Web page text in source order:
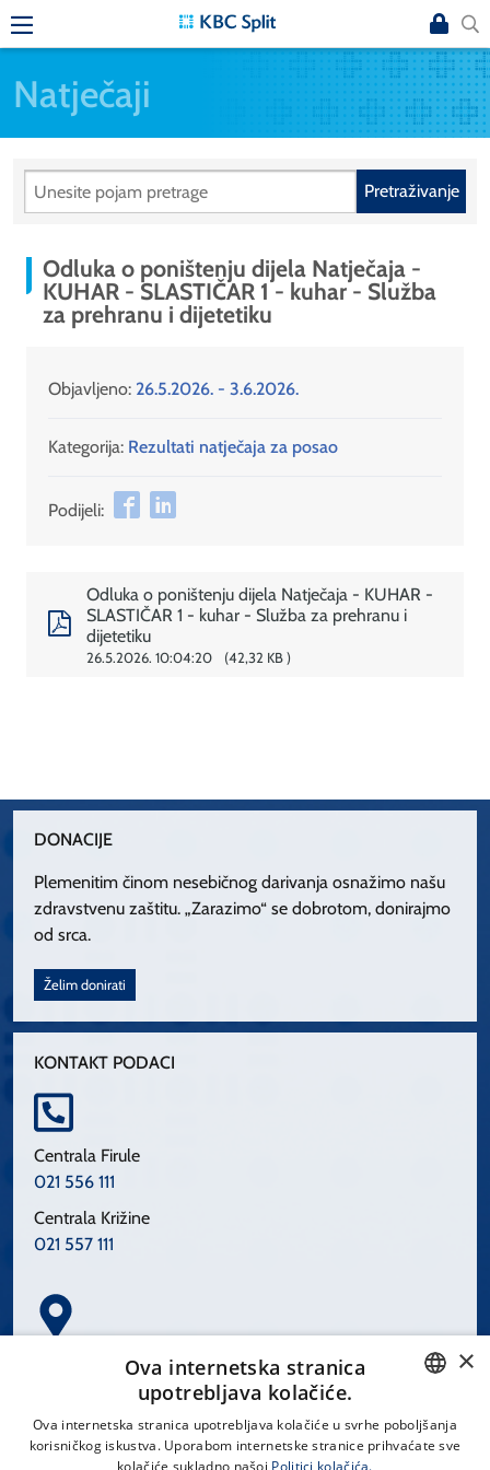
Natječaji
Pretraživanje
Odluka o poništenju dijela Natječaja -
KUHAR - SLASTIČAR 1 - kuhar - Služba
za prehranu i dijetetiku
Objavljeno: 26.5.2026. - 3.6.2026.
Kategorija: Rezultati natječaja za posao
Podijeli:
Odluka o poništenju dijela Natječaja - KUHAR -
SLASTIČAR 1 - kuhar - Služba za prehranu i
dijetetiku
26.5.2026. 10:04:20 42,32 KB
DONACIJE
Plemenitim činom nesebičnog darivanja osnažimo našu
zdravstvenu zaštitu. „Zarazimo“ se dobrotom, donirajmo
od srca.
Želim donirati
KONTAKT PODACI
Centrala Firule
021 556 111
Centrala Križine
021 557 111
Spinčićeva 1, 21000 Split
CROATIAN
×
Ova internetska stranica
upotrebljava kolačiće.
Ova internetska stranica upotrebljava kolačiće u svrhe poboljšanja
korisničkog iskustva. Uporabom internetske stranice prihvaćate sve
kolačiće sukladno našoj Politici kolačića.